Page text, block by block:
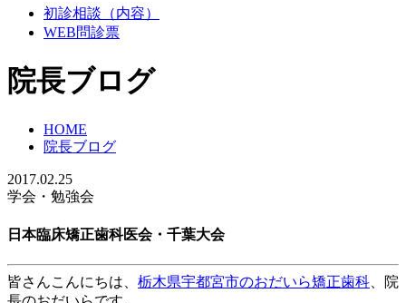
初診相談（内容）
WEB問診票
院長ブログ
HOME
院長ブログ
2017.02.25
学会・勉強会
日本臨床矯正歯科医会・千葉大会
皆さんこんにちは、 栃木県宇都宮市のおだいら矯正歯科、院